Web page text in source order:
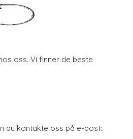
oss. Vi finner de beste
du kontakte oss på e-post: